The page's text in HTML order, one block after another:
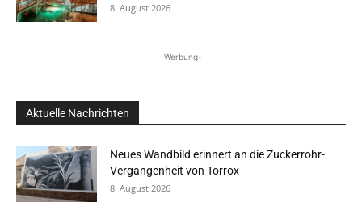
8. August 2026
-Werbung-
Aktuelle Nachrichten
Neues Wandbild erinnert an die Zuckerrohr-
Vergangenheit von Torrox
8. August 2026